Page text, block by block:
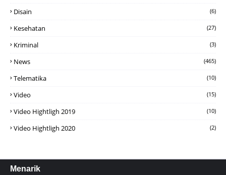
Disain (6)
Kesehatan (27)
Kriminal (3)
News (465)
Telematika (10)
Video (15)
Video Hightligh 2019 (10)
Video Hightligh 2020 (2)
Menarik